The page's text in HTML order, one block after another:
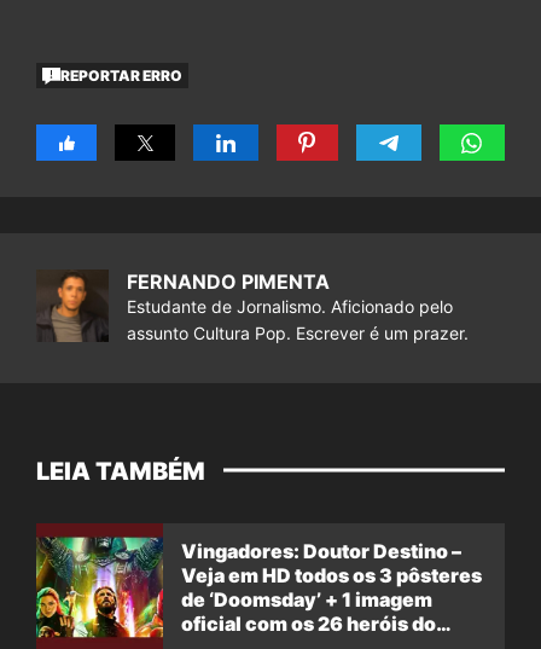
REPORTAR ERRO
FERNANDO PIMENTA
Estudante de Jornalismo. Aficionado pelo
assunto Cultura Pop. Escrever é um prazer.
LEIA TAMBÉM
Vingadores: Doutor Destino –
Veja em HD todos os 3 pôsteres
de ‘Doomsday’ + 1 imagem
oficial com os 26 heróis do